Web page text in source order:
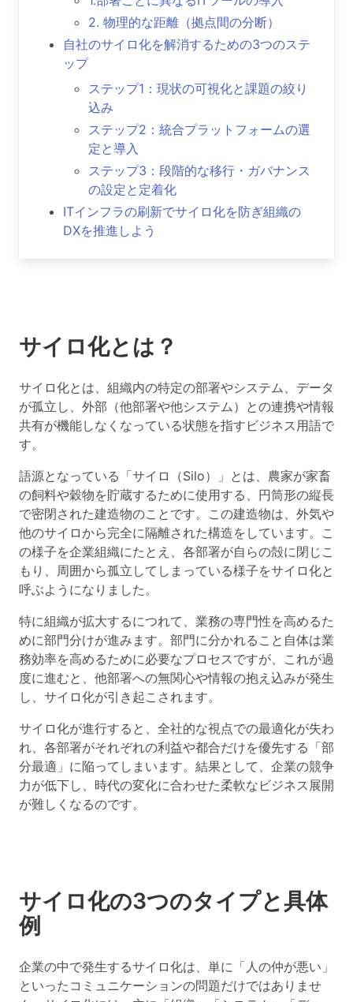
2. 物理的な距離（拠点間の分断）
自社のサイロ化を解消するための3つのステ
ップ
ステップ1：現状の可視化と課題の絞り
込み
ステップ2：統合プラットフォームの選
定と導入
ステップ3：段階的な移行・ガバナンス
の設定と定着化
ITインフラの刷新でサイロ化を防ぎ組織の
DXを推進しよう
サイロ化とは？
サイロ化とは、組織内の特定の部署やシステム、データ
が孤立し、外部（他部署や他システム）との連携や情報
共有が機能しなくなっている状態を指すビジネス用語で
す。
語源となっている「サイロ（Silo）」とは、農家が家畜
の飼料や穀物を貯蔵するために使用する、円筒形の縦長
で密閉された建造物のことです。この建造物は、外気や
他のサイロから完全に隔離された構造をしています。こ
の様子を企業組織にたとえ、 各部署が自らの殻に閉じこ
もり、周囲から孤立してしまっている様子をサイロ化と
呼ぶようになりました。
特に組織が拡大するにつれて、業務の専門性を高めるた
めに部門分けが進みます。部門に分かれること自体は業
務効率を高めるために必要なプロセスですが、これが過
度に進むと、他部署への無関心や情報の抱え込みが発生
し、サイロ化が引き起こされます。
サイロ化が進行すると、全社的な視点での最適化が失わ
れ、各部署がそれぞれの利益や都合だけを優先する「部
分最適」に陥ってしまいます。結果として、企業の競争
力が低下し、時代の変化に合わせた柔軟なビジネス展開
が難しくなるのです。
サイロ化の3つのタイプと具体
例
企業の中で発生するサイロ化は、単に「人の仲が悪い」
といったコミュニケーションの問題だけではありませ